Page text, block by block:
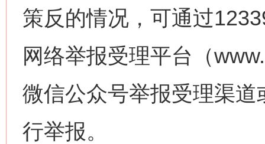
策反的情况，可通过
网络举报受理平台（
微信公众号举报受理渠
行举报。
网上购药对药下症？